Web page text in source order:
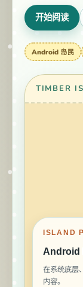
开始阅读
Android 岛民
TIMBER
文章码头
ISLAND
Android
在系统底层
内容。